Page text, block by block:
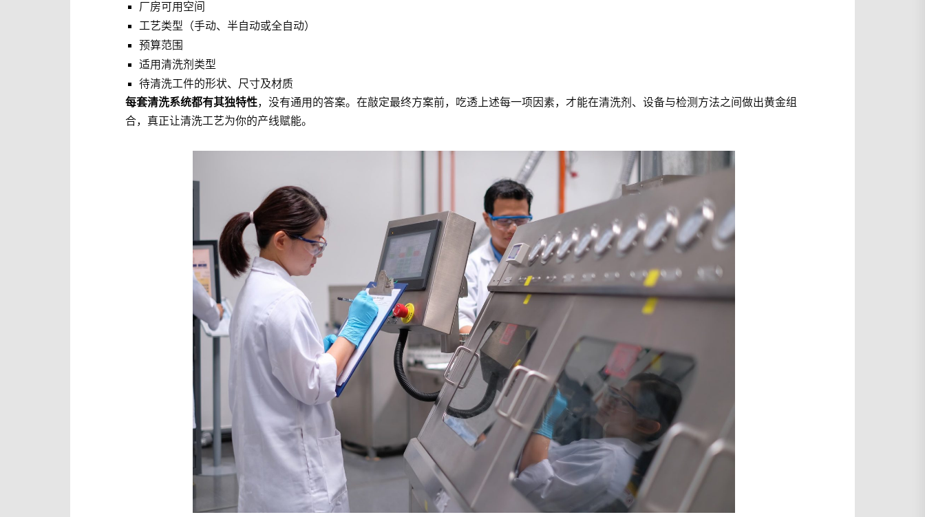
厂房可用空间
工艺类型（手动、半自动或全自动）
预算范围
适用清洗剂类型
待清洗工件的形状、尺寸及材质
每套清洗系统都有其独特性，没有通用的答案。在敲定最终方案前，吃透上述每一项因素，才能在清洗剂、设备与检测方法之间做出黄金组
合，真正让清洗工艺为你的产线赋能。